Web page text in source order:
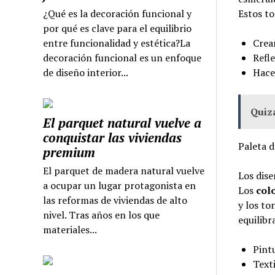
¿Qué es la decoración funcional y
por qué es clave para el equilibrio
entre funcionalidad y estética?La
decoración funcional es un enfoque
de diseño interior...
El parquet natural vuelve a
conquistar las viviendas
premium
El parquet de madera natural vuelve
a ocupar un lugar protagonista en
las reformas de viviendas de alto
nivel. Tras años en los que
materiales...
Estos
Paleta
Los
Los
y los